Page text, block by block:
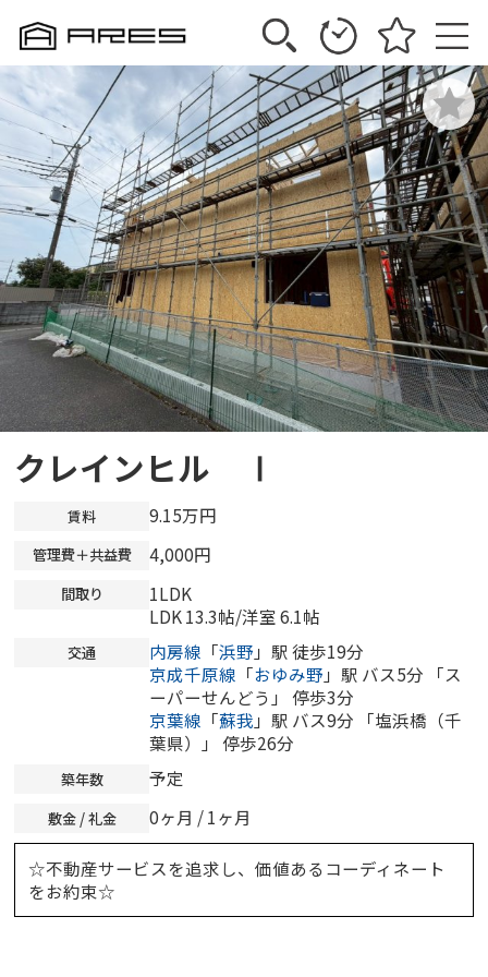
クレインヒル Ⅰ
賃料 9.15万円
管理費＋共益費 4,000円
間取り
1LDK
LDK 13.3帖/洋室 6.1帖
交通 内房線 「浜野 」駅 徒歩19分
京成千原線 「おゆみ野 」駅 バス5分 「ス
ーパーせんどう」 停歩3分
京葉線 「蘇我 」駅 バス9分 「塩浜橋（千
葉県）」 停歩26分
築年数 予定
敷金 / 礼金 0ヶ月 / 1ヶ月
☆不動産サービスを追求し、価値あるコーディネート
をお約束☆